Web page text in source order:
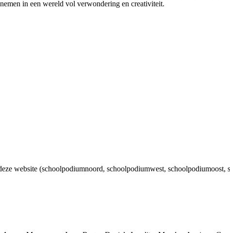
in een wereld vol verwondering en creativiteit.
website (schoolpodiumnoord, schoolpodiumwest, schoolpodiumoost,